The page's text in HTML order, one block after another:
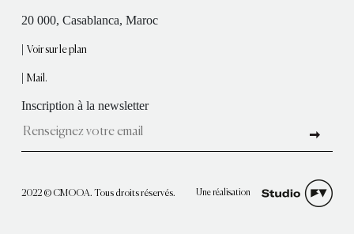
20 000, Casablanca, Maroc
|Voir sur le plan
|Mail.
Inscription à la newsletter
2022 © CMOOA. Tous droits réservés. Une réalisation